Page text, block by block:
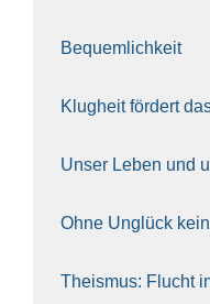
Bequem­lich­keit
Klug­heit för­dert
Unser Leben und
Ohne Unglück
The­is­mus: Flucht